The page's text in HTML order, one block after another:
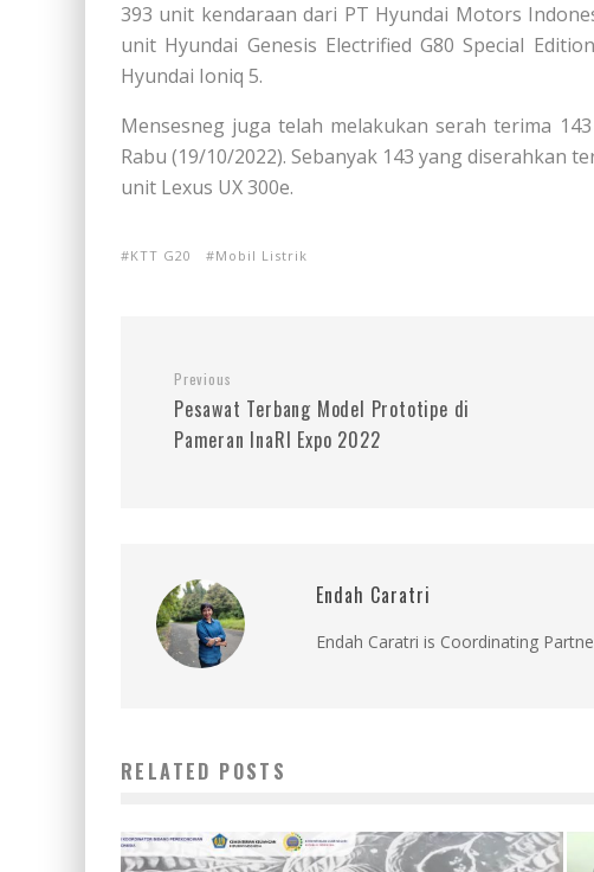
393 unit kendaraan dari PT Hyundai Motors
unit Hyundai Genesis Electrified G80 Special
Hyundai Ioniq 5.
Mensesneg juga telah melakukan serah terima
Rabu (19/10/2022). Sebanyak 143 yang diserahkan
unit Lexus UX 300e.
KTT G20 Mobil Listrik
Previous
Pesawat Terbang Model Prototipe di
Pameran InaRI Expo 2022
Endah Caratri
Endah Caratri is Coordinating
RELATED POSTS